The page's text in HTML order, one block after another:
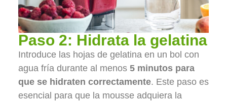
Paso 2: Hidrata la gelatina
Introduce las hojas de gelatina en un bol con
agua fría durante al menos 5 minutos para
que se hidraten correctamente. Este paso es
esencial para que la mousse adquiera la